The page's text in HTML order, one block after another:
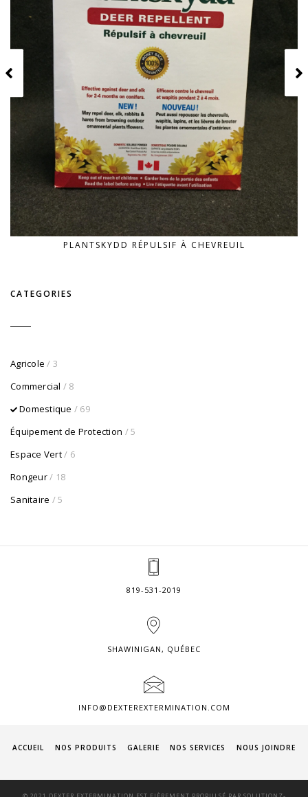
PLANTSKYDD RÉPULSIF À CHEVREUIL
CATEGORIES
Agricole / 3
Commercial / 8
Domestique / 69
Équipement de Protection / 5
Espace Vert/ 6
Rongeur/ 18
Sanitaire / 5
819-531-2019
SHAWINIGAN, QUÉBEC
INFO@DEXTEREXTERMINATION.COM
ACCUEIL NOS PRODUITS GALERIE NOS SERVICES NOUS JOINDRE